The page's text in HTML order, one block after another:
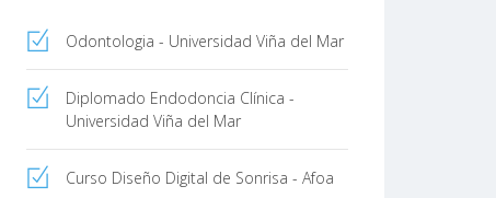
Odontologia - Universidad Viña del Mar
Diplomado Endodoncia Clínica -
Universidad Viña del Mar
Curso Diseño Digital de Sonrisa - Afoa